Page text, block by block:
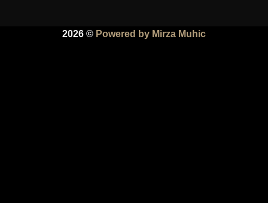
2026 © Powered by Mirza Muhic